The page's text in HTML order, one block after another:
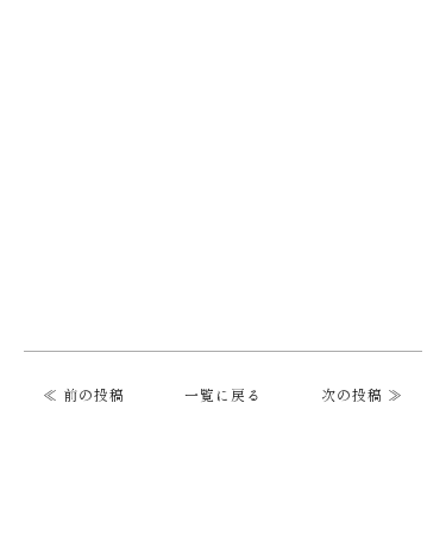
≪ 前の投稿 一覧に戻る 次の投稿 ≫